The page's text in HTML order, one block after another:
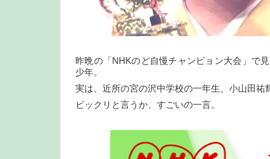
昨晩の「NHKのど自慢チャンピョン大会」で
少年。
実は、近所の宮の沢中学校の一年生、小山田祐
ビックリと言うか、すごいの一言。